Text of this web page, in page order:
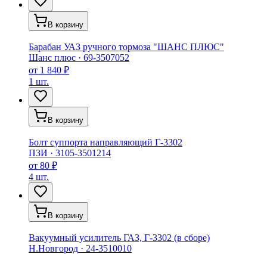
В корзину
Барабан УАЗ ручного тормоза "ШАНС ПЛЮС"
Шанс плюс · 69-3507052
от 1 840 ₽
1 шт.
В корзину
Болт суппорта направляющий Г-3302
ПЗИ · 3105-3501214
от 80 ₽
4 шт.
В корзину
Вакуумный усилитель ГАЗ, Г-3302 (в сборе)
Н.Новгород · 24-3510010